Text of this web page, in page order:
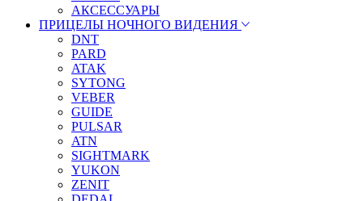
АКСЕССУАРЫ
ПРИЦЕЛЫ НОЧНОГО ВИДЕНИЯ
DNT
PARD
ATAK
SYTONG
VEBER
GUIDE
PULSAR
ATN
SIGHTMARK
YUKON
ZENIT